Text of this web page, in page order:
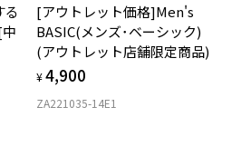
料
調整・クリーニングは、全国の
たします。
選びいただくと、実店舗で度数を測定
）へ無料交換いただけます。
る
[アウトレット価格]Men's
BASIC(メンズ･ベーシック)
(アウトレット店舗限定商品)
¥4,900
ZA221035-14E1